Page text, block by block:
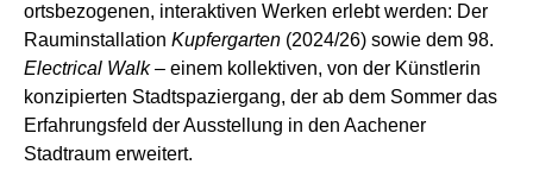
ortsbezogenen, interaktiven Werken erlebt werden: Der
Rauminstallation Kupfergarten (2024/26) sowie dem 98.
Electrical Walk– einem kollektiven, von der Künstlerin
konzipierten Stadtspaziergang, der ab dem Sommer das
Erfahrungsfeld der Ausstellung in den Aachener
Stadtraum erweitert.